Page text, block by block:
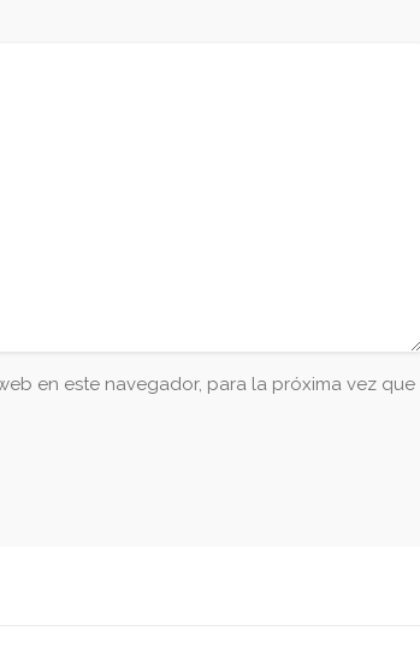
en este navegador, para la próxima vez que